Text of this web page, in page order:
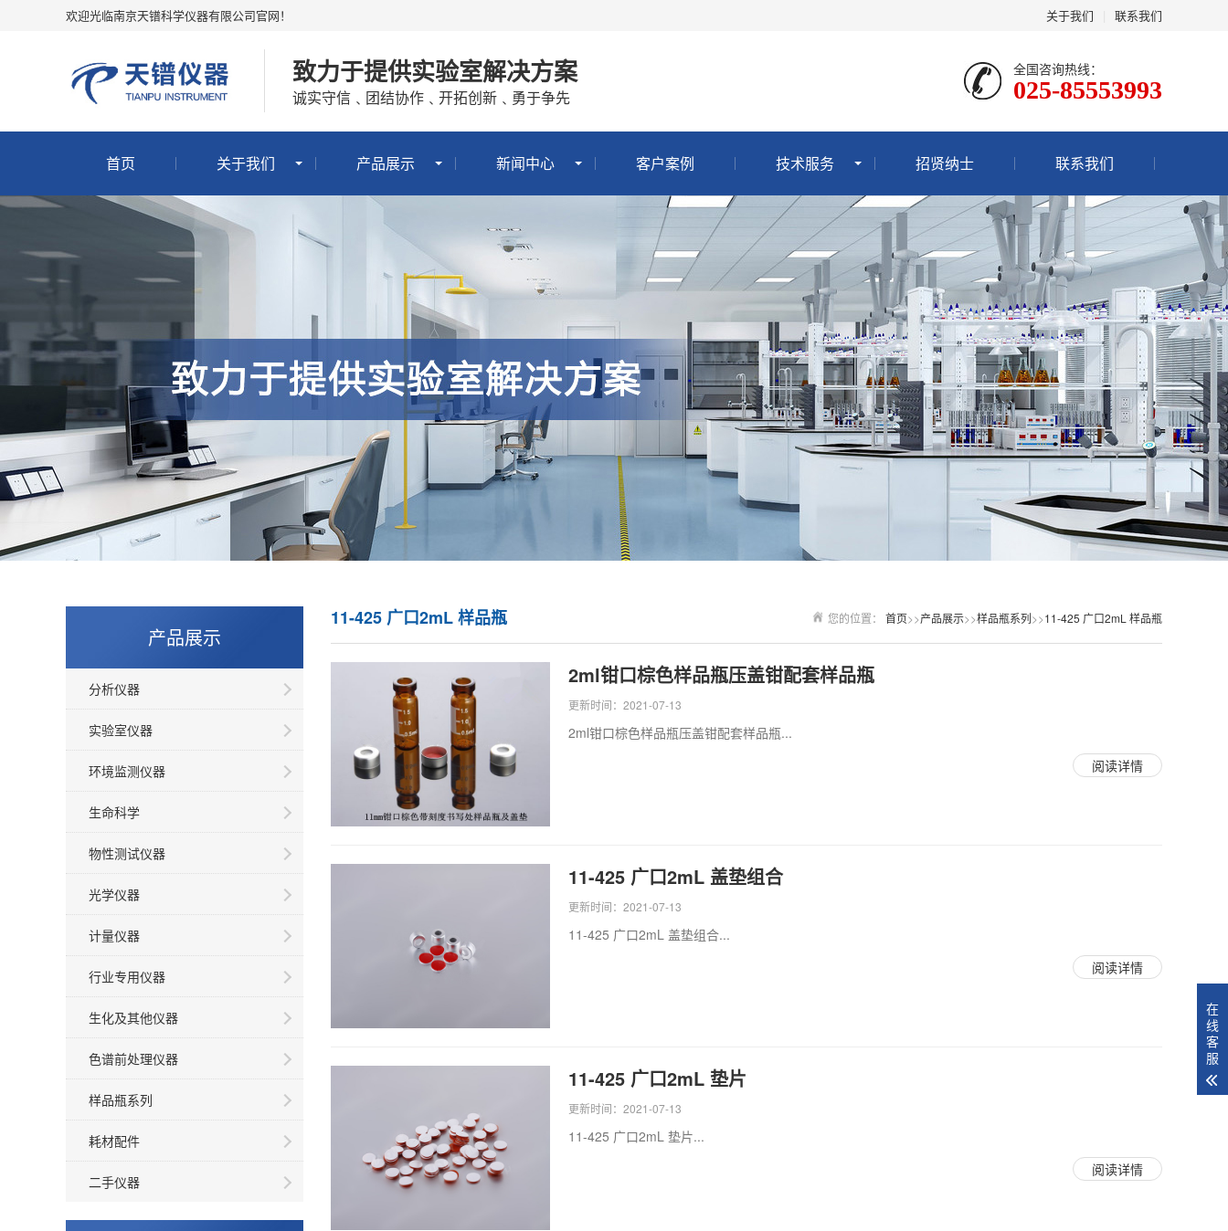
关于我们 联系我们
欢迎光临南京天镨科学仪器有限公司官网！
致力于提供实验室解决方案
诚实守信﹑团结协作﹑开拓创新﹑勇于争先
全国咨询热线：
025-85553993
首页 关于我们 产品展示 新闻中心 客户案例 技术服务 招贤纳士 联系我们
产品展示
分析仪器
实验室仪器
环境监测仪器
生命科学
物性测试仪器
光学仪器
计量仪器
行业专用仪器
生化及其他仪器
色谱前处理仪器
样品瓶系列
耗材配件
二手仪器
您的位置： 首页>>产品展示>>样品瓶系列>>11-425 广口2mL 样品瓶
11-425 广口2mL 样品瓶
2ml钳口棕色样品瓶压盖钳配套样品瓶
更新时间：2021-07-13
2ml钳口棕色样品瓶压盖钳配套样品瓶...
阅读详情
11-425 广口2mL 盖垫组合
更新时间：2021-07-13
11-425 广口2mL 盖垫组合...
阅读详情
11-425 广口2mL 垫片
更新时间：2021-07-13
11-425 广口2mL 垫片...
阅读详情
在
线
客
服